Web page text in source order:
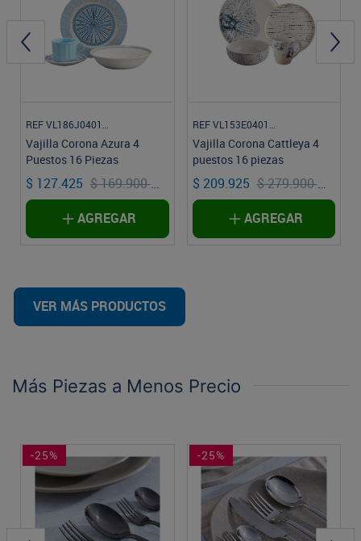
Vajilla Corona Azura 4
Puestos 16 Piezas
$ 127.425 $ 169.900 Vajilla
AGREGAR
Vajilla Corona Cattleya 4
puestos 16 piezas
$ 209.925 $ 279.900 Vajilla
AGREGAR
VER MÁS PRODUCTOS
Más Piezas a Menos Precio
-25% -25%